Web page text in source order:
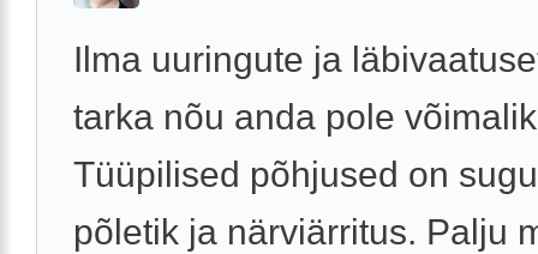
Ilma uuringute ja
tarka nõu anda pole
Tüüpilised põhjused on
põletik ja närviärritus. Palju